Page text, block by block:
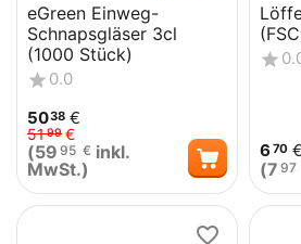
eGreen Einweg-
Schnapsgläser 3cl
(1000 Stück)
0.0
5038 €
5199 €
(59 95 € inkl.
MwSt.)
6 70 €
(7 97